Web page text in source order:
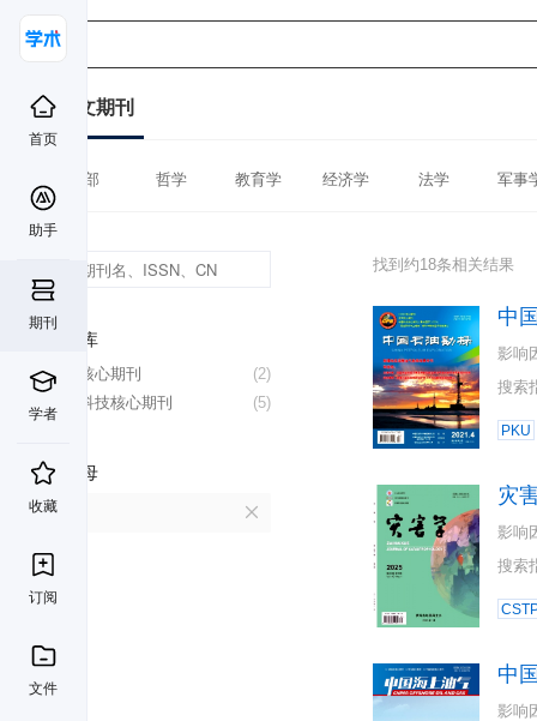
首页
助手
期刊
学者
收藏
订阅
文件
中文期刊
全部 哲学 教育学 经济学 法学 军事
数据库
(2)
北大核心期刊
(5)
中国科技核心期刊
首字母
Z
找到约18条相关结果
中
影响
搜索
PKU
灾
影响
搜索
中
影响